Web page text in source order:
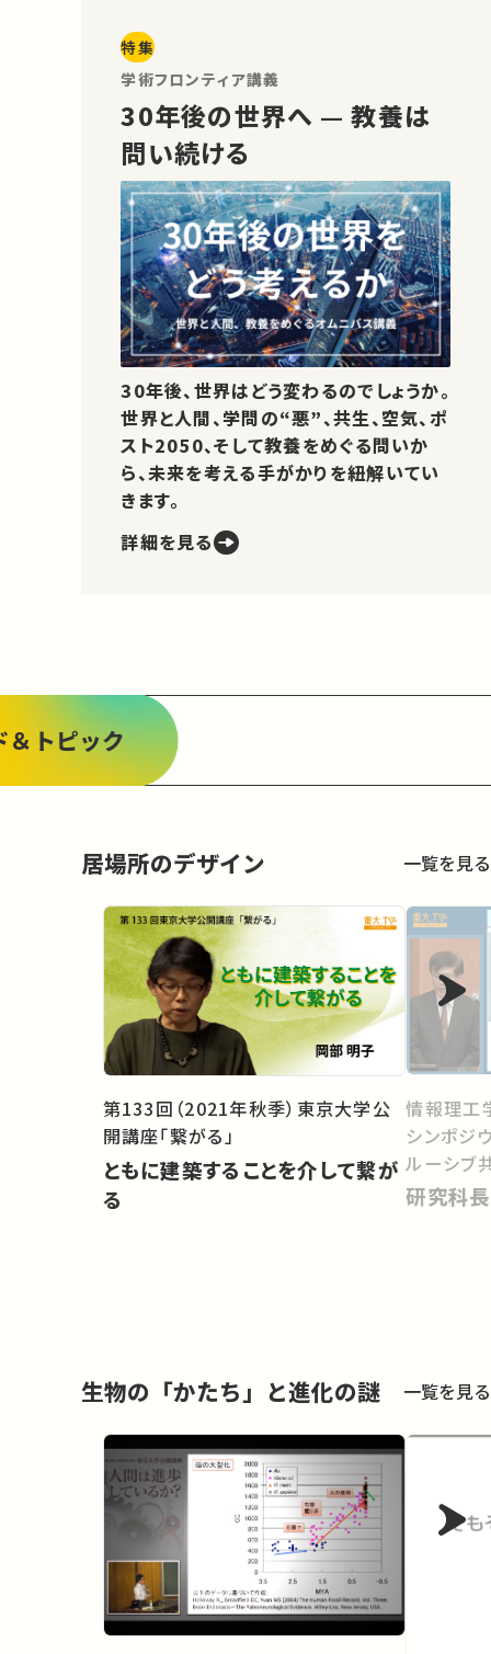
特集
学術フロンティア講義
30年後の世界へ — 教養は
問い続ける
30年後、世界はどう変わるのでしょうか。
世界と人間、学問の“悪”、共生、空気、ポ
スト2050、そして教養をめぐる問いか
ら、未来を考える手がかりを紐解いてい
きます。
詳細を見る
＆トピック
居場所のデザイン 一覧を見る
第133回（2021年秋季）東京大学公
開講座「繋がる」
ともに建築することを介して繋が
る
情報理
シンポジ
ルーシブ
研究科
生物の「かたち」と進化の謎 一覧を見る